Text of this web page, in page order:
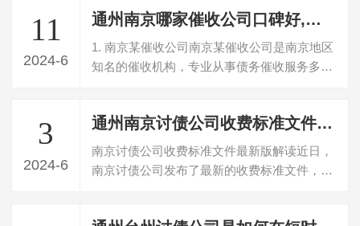
11
2024-6
通州南京哪家催收公司口碑好,南京专业催收机构推荐
1. 南京某催收公司南京某催收公司是南京地区
知名的催收机构，专业从事债务催收服务多
3
2024-6
通州南京讨债公司收费标准文件最新版解读(南京讨债公司发布最新收费标准)
南京讨债公司收费标准文件最新版解读近日，
南京讨债公司发布了最新的收费标准文件，引